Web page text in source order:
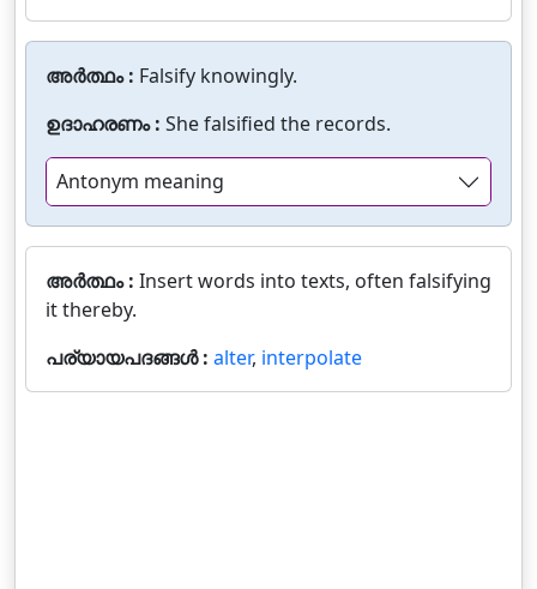
അർത്ഥം : Falsify knowingly.
ഉദാഹരണം : She falsified the records.
Antonym meaning
അർത്ഥം : Insert words into texts, often falsifying
it thereby.
പര്യായപദങ്ങൾ : alter, interpolate